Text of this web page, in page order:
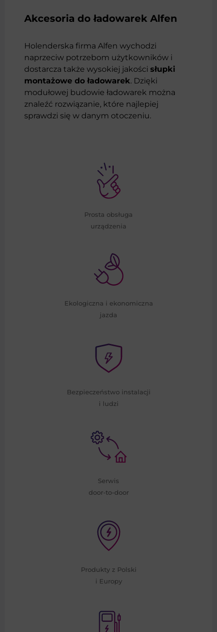
Akcesoria do ładowarek Alfen
Holenderska firma Alfen wychodzi
naprzeciw potrzebom użytkowników i
dostarcza także wysokiej jakości słupki
montażowe do ładowarek. Dzięki
modułowej budowie ładowarek można
znaleźć rozwiązanie, które najlepiej
sprawdzi się w danym otoczeniu.
Prosta obsługa
urządzenia
Ekologiczna i ekonomiczna
jazda
Bezpieczeństwo instalacji
i ludzi
Serwis
door-to-door
Produkty z Polski
i Europy